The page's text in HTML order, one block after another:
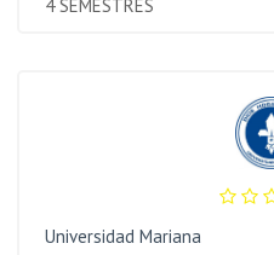
4 SEMESTRES
Universidad Mariana